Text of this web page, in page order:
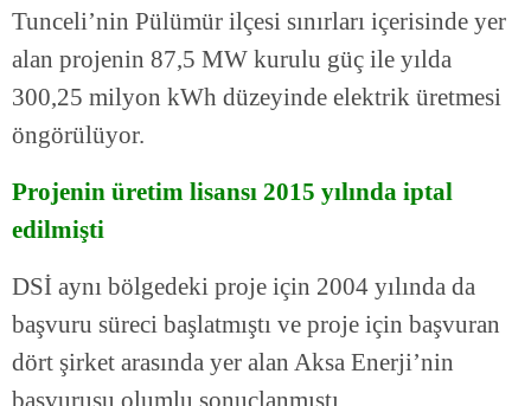
Tunceli’nin Pülümür ilçesi sınırları içerisinde yer
alan projenin 87,5 MW kurulu güç ile yılda
300,25 milyon kWh düzeyinde elektrik üretmesi
öngörülüyor.
Projenin üretim lisansı 2015 yılında iptal
edilmişti
DSİ aynı bölgedeki proje için 2004 yılında da
başvuru süreci başlatmıştı ve proje için başvuran
dört şirket arasında yer alan Aksa Enerji’nin
başvurusu olumlu sonuçlanmıştı.